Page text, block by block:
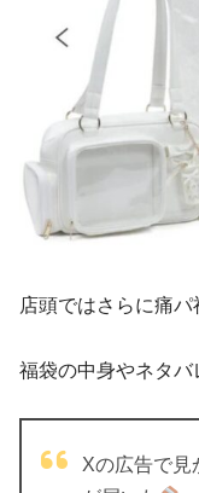
店頭ではさらに痛
福袋の中身やネタバ
Xの広告で見